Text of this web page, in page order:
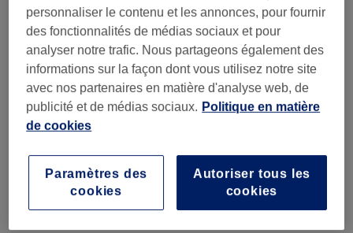
Propreté
Personnel
Filtrer les avis
Soin de
Toutes les prestations
personnaliser le contenu et les annonces, pour fournir
des fonctionnalités de médias sociaux et pour
analyser notre trafic. Nous partageons également des
informations sur la façon dont vous utilisez notre site
avec nos partenaires en matière d'analyse web, de
publicité et de médias sociaux. Politique en matière
de cookies
Autoriser tous les
cookies
Paramètres des
cookies